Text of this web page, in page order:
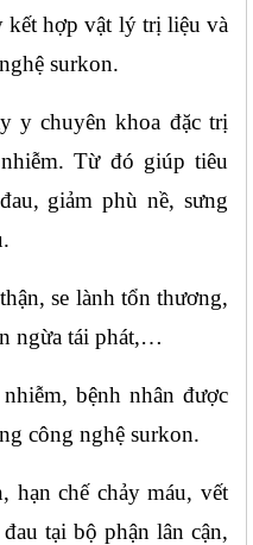
hợp vật lý trị liệu và
surkon.
y chuyên khoa đặc trị
Từ đó giúp tiêu
giảm phù nề, sưng
se lành tổn thương,
ngừa tái phát,…
bệnh nhân được
công nghệ surkon.
hạn chế chảy máu, vết
tại bộ phận lân cận,